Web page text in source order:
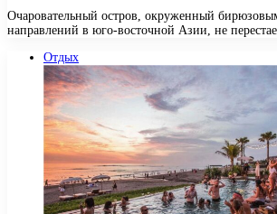
Очаровательный остров, окруженный
направлений в юго-восточной Азии, не
Отдых